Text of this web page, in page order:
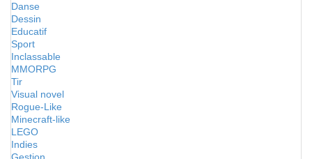
Danse
Dessin
Educatif
Sport
Inclassable
MMORPG
Tir
Visual novel
Rogue-Like
Minecraft-like
LEGO
Indies